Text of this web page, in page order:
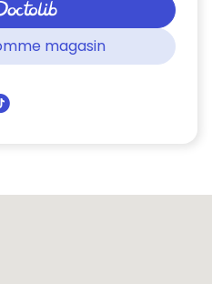
magasin